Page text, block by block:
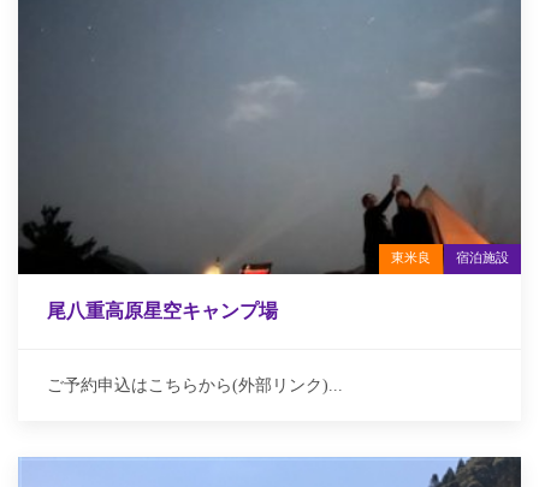
東米良 宿泊施設
尾八重高原星空キャンプ場
ご予約申込はこちらから(外部リンク)...